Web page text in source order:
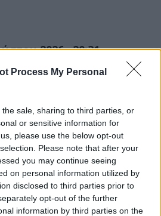
Process My Personal
sale, sharing to third parties, or
or sensitive information for
please use the below opt-out
Please note that after your
you may continue seeing
on personal information utilized by
disclosed to third parties prior to
opt-out of the further
information by third parties on the
2026 20:31
Λαμία και Σοφάδες: 7 νέα
Κλινική και ανακαινισμένο
2026 20:01
και σπέρμα «πλήττονται»
προστασίας στις διακοπές